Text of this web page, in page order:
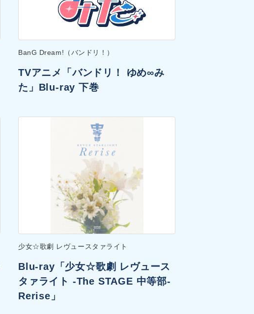
BanG Dream!（バンドリ！）
TVアニメ「バンドリ！ ゆめ∞み
た」Blu-ray 下巻
少女☆歌劇 レヴュースタァライト
Blu-ray「少女☆歌劇 レヴュース
タァライト -The STAGE 中等部-
Rerise」